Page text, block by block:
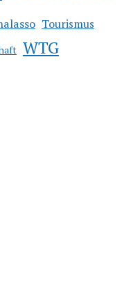
Tourismus
WTG